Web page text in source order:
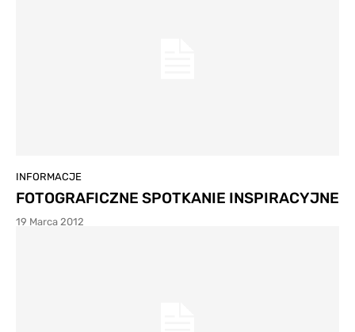
INFORMACJE
FOTOGRAFICZNE SPOTKANIE INSPIRACYJNE
19 Marca 2012